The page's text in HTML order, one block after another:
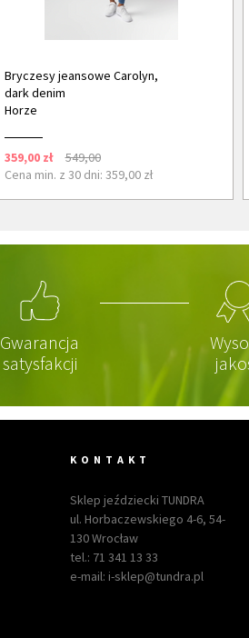
Bryczesy jeansowe Carolyn,
dark denim
Horze
359,00 zł
549,00
Cena min. z 30 dni: 359,00 zł
Gwarancja
satysfakcji
KONTAKT
Sklep jeździecki TUNDRA
ul. Horbaczewskiego 4-6, 54-
130 Wrocław
tel.: 71 341 13 33
e-mail: i-sklep@tundra.pl